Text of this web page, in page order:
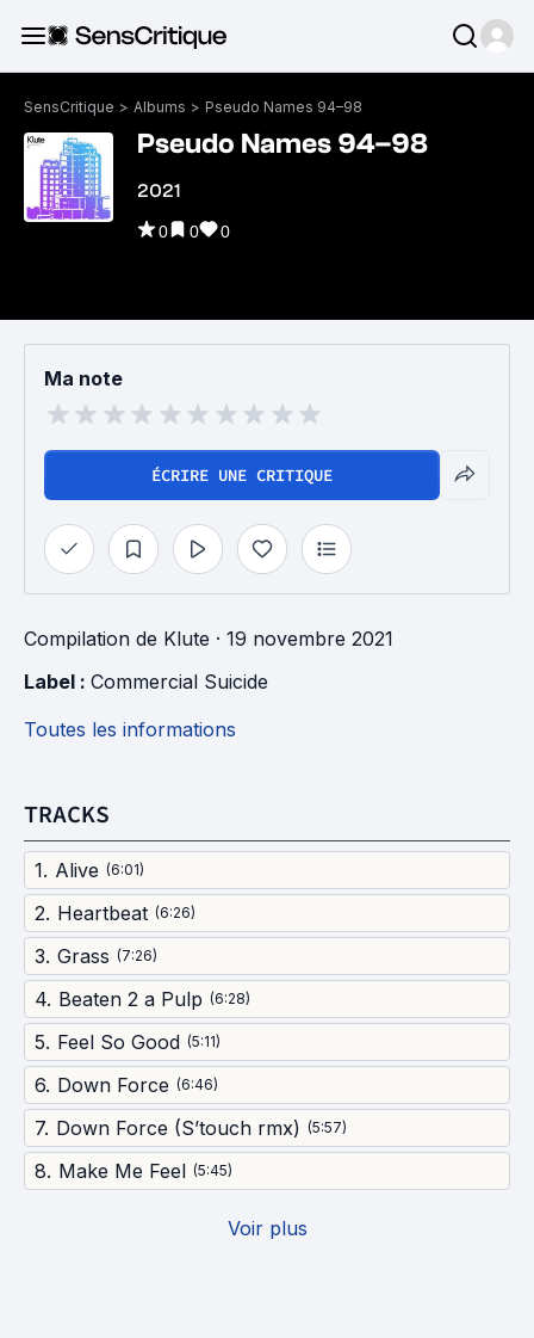
SensCritique > Albums > Pseudo Names 94–98
Pseudo Names 94–98
2021
0 0 0
Ma note
ÉCRIRE UNE CRITIQUE
Compilation de Klute · 19 novembre 2021
Label : Commercial Suicide
Toutes les informations
TRACKS
1. Alive (6:01)
2. Heartbeat (6:26)
3. Grass (7:26)
4. Beaten 2 a Pulp (6:28)
5. Feel So Good (5:11)
6. Down Force (6:46)
7. Down Force (S’touch rmx) (5:57)
8. Make Me Feel (5:45)
Voir plus